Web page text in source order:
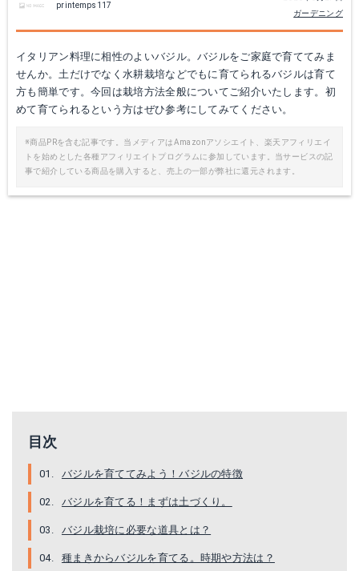
ガーデニング
printemps117
イタリアン料理に相性のよいバジル。バジルをご家庭で育ててみま
せんか。土だけでなく水耕栽培などでもに育てられるバジルは育て
方も簡単です。今回は栽培方法全般についてご紹介いたします。初
めて育てられるという方はぜひ参考にしてみてください。
※商品PRを含む記事です。当メディアはAmazonアソシエイト、楽天アフィリエイ
トを始めとした各種アフィリエイトプログラムに参加しています。当サービスの記
事で紹介している商品を購入すると、売上の一部が弊社に還元されます。
目次
バジルを育ててみよう！バジルの特徴
バジルを育てる！まずは土づくり。
バジル栽培に必要な道具とは？
種まきからバジルを育てる。時期や方法は？